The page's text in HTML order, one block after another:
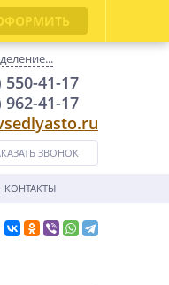
550-41-17
962-41-17
ЗВОНОК
КОНТАКТЫ